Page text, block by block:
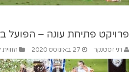
פרויקט פתיחת עונה –
דני זסטנקר 27 באוגוסט 2020